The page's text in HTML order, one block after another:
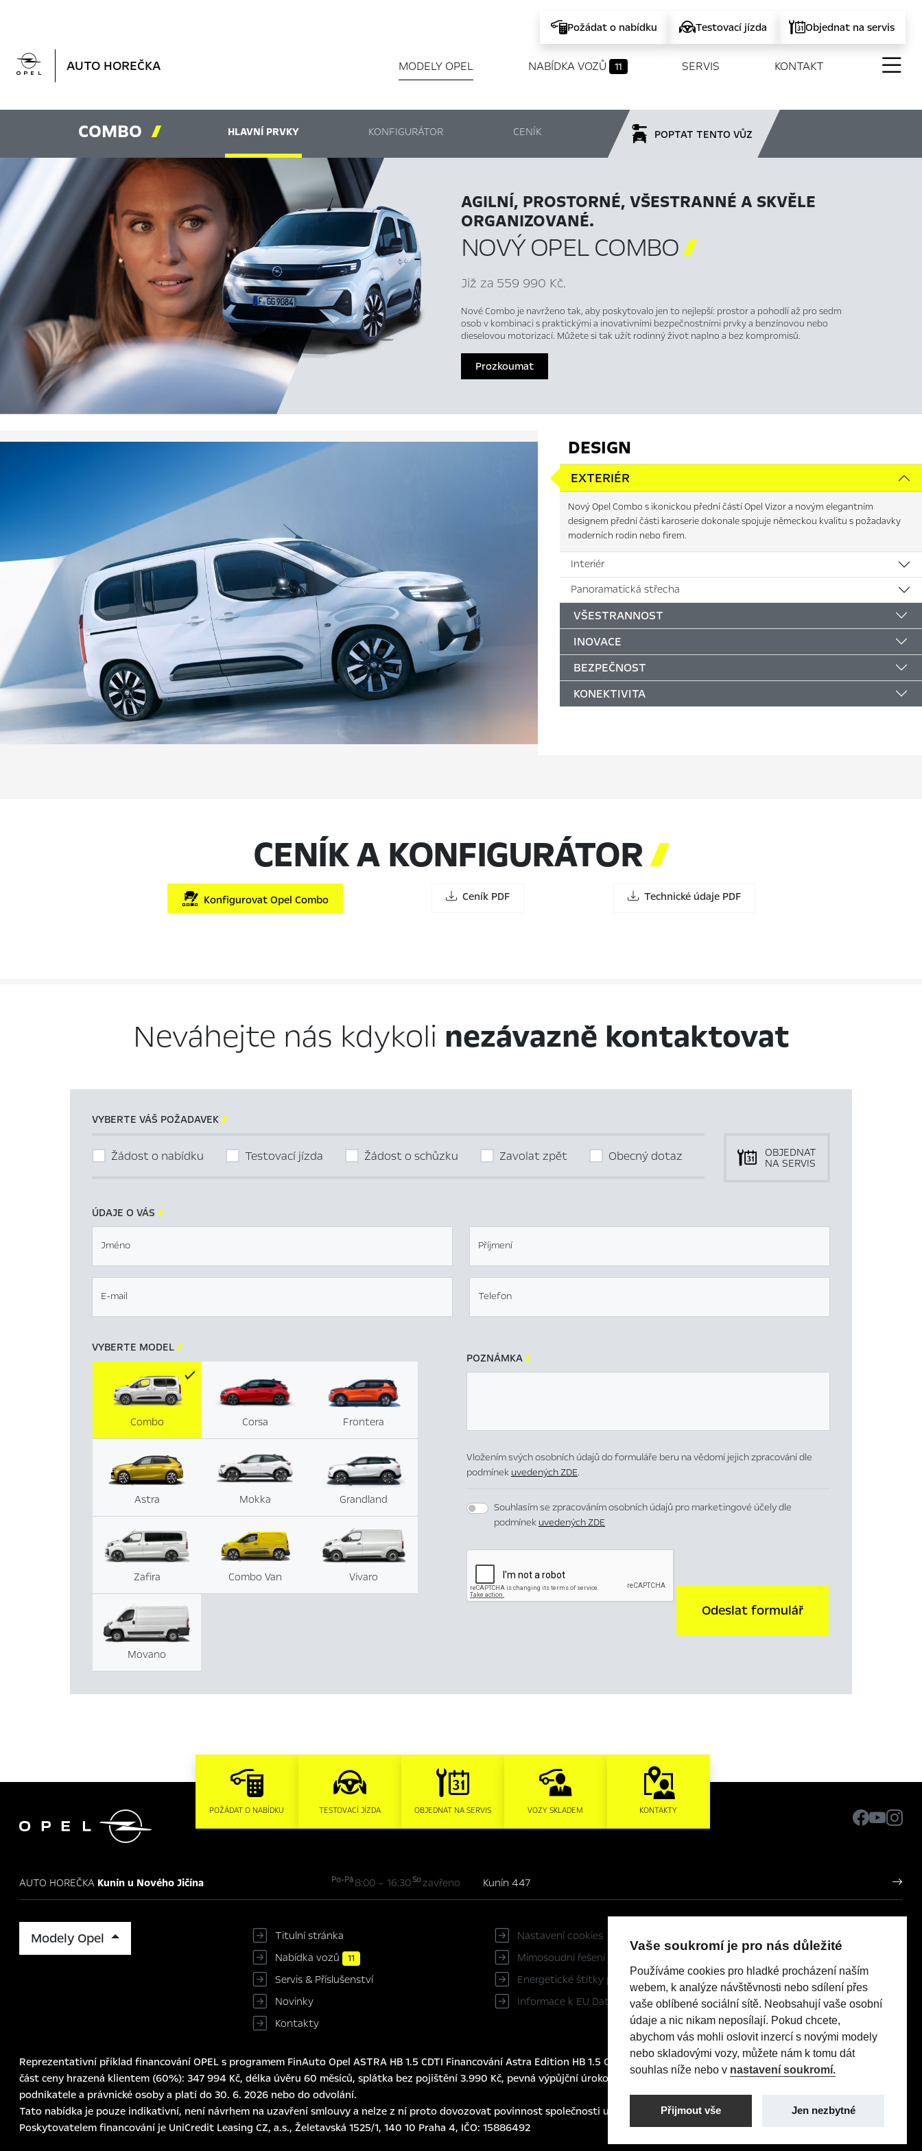
Požádat o nabídku Testovací jízda Objednat na servis
 AUTO HOREČKA MODELY OPEL NABÍDKA VOZŮ 11 SERVIS KONTAKT
COMBO  HLAVNÍ PRVKY KONFIGURÁTOR CENÍK POPTAT TENTO VŮZ
AGILNÍ, PROSTORNÉ, VŠESTRANNÉ A SKVĚLE
ORGANIZOVANÉ.
NOVÝ OPEL COMBO
Již za 559 990 Kč.
Nové Combo je navrženo tak, aby poskytovalo jen to nejlepší: prostor a pohodlí až pro sedm
osob v kombinaci s praktickými a inovativními bezpečnostními prvky a benzínovou nebo
dieselovou motorizací. Můžete si tak užít rodinný život naplno a bez kompromisů.
Prozkoumat
DESIGN
EXTERIÉR
Nový Opel Combo s ikonickou přední částí Opel Vizor a novým elegantním
designem přední části karoserie dokonale spojuje německou kvalitu s požadavky
moderních rodin nebo firem.
Interiér
Panoramatická střecha
VŠESTRANNOST
INOVACE
BEZPEČNOST
KONEKTIVITA
CENÍK A KONFIGURÁTOR
Konfigurovat Opel Combo Ceník PDF Technické údaje PDF
Neváhejte nás kdykoli nezávazně kontaktovat
VYBERTE VÁŠ POŽADAVEK 
Žádost o nabídku Testovací jízda Žádost o schůzku Zavolat zpět Obecný dotaz
OBJEDNAT
NA SERVIS
ÚDAJE O VÁS 
Jméno Příjmení
E-mail Telefon
VYBERTE MODEL 
Corsa
Combo Frontera
Astra Mokka Grandland
Zafira Combo Van Vivaro
Movano
POZNÁMKA 
Vložením svých osobních údajů do formuláře beru na vědomí jejich zpracování dle
podmínek uvedených ZDE.
Souhlasím se zpracováním osobních údajů pro marketingové účely dle
podmínek uvedených ZDE
Odeslat formulář
 POŽÁDAT O NABÍDKU TESTOVACÍ JÍZDA OBJEDNAT NA SERVIS VOZY SKLADEM KONTAKTY
AUTO HOREČKA Kunín u Nového Jičína Po-Pá8:00 – 16:30Sozavřeno Kunín 447
Modely Opel
Titulní stránka
Nabídka vozů 11
Servis & Příslušenství
Novinky
Kontakty
Nastavení cookies
Mimosoudní řešení sporů
Energetické štítky pneumatik
Informace k EU Data Act
Realizace 2023Comin.cz, s.r.o.
lead management GROWITO
Reprezentativní příklad financování OPEL s programem FinAuto Opel ASTRA HB 1.5 CDTI Financování Astra Edition HB 1.5 CDTI (96 kW/130 k) AT8: Pořizovací cena s DPH: 579 990 Kč,
část ceny hrazená klientem (60%): 347 994 Kč, délka úvěru 60 měsíců, splátka bez pojištění 3.990 Kč, pevná výpůjční úroková sazba: 1,24% p.a., nabídka je určena pro fyzické osoby
podnikatele a právnické osoby a platí do 30. 6. 2026 nebo do odvolání.
Tato nabídka je pouze indikativní, není návrhem na uzavření smlouvy a nelze z ní proto dovozovat povinnost společnosti uskutečnit jakékoliv transakce.
Poskytovatelem financování je UniCredit Leasing CZ, a.s., Želetavská 1525/1, 140 10 Praha 4, IČO: 15886492
Vaše soukromí je pro nás důležité
Používáme cookies pro hladké procházení naším
webem, k analýze návštěvnosti nebo sdílení přes
vaše oblíbené sociální sítě. Neobsahují vaše osobní
údaje a nic nikam neposílají. Pokud chcete,
abychom vás mohli oslovit inzercí s novými modely
nebo skladovými vozy, můžete nám k tomu dát
souhlas níže nebo v nastavení soukromí.
Přijmout vše Jen nezbytné